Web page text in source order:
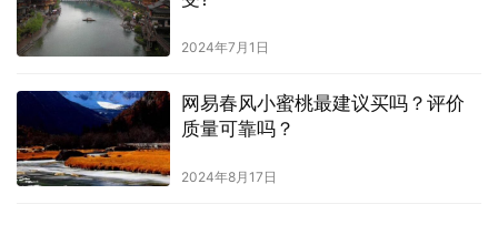
2024年7月1日
网易春风小蜜桃最建议买吗？评价
质量可靠吗？
2024年8月17日